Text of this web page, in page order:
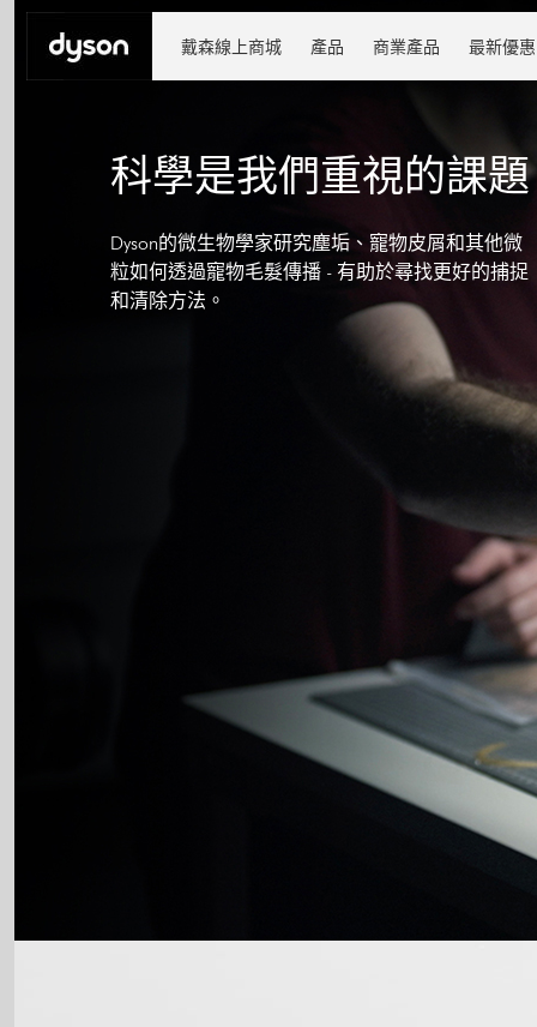
戴森線上商城 產品 商業產品 最新優惠
科學是我們重視的課題
Dyson的微生物學家研究塵垢、寵物皮屑和其他微
粒如何透過寵物毛髮傳播 - 有助於尋找更好的捕捉
和清除方法。